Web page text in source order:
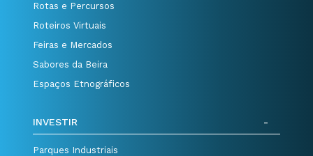
Rotas e Percursos
Roteiros Virtuais
Feiras e Mercados
Sabores da Beira
Espaços Etnográficos
INVESTIR
Parques Industriais